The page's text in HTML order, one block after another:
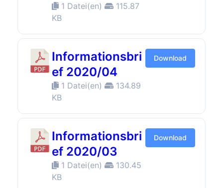
1 Datei(en)
115.87
KB
Informationsbri
ef 2020/04
1 Datei(en)
134.89
KB
Download
Informationsbri
ef 2020/03
1 Datei(en)
130.45
KB
Download